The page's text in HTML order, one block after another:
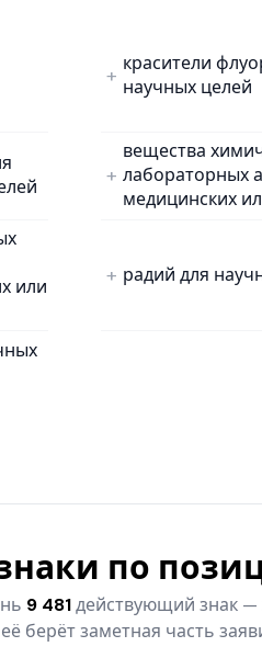
красители
научных целей
вещества
лабораторных
медицинских
или
радий для
по
9 481действующий знак —
берёт заметная часть